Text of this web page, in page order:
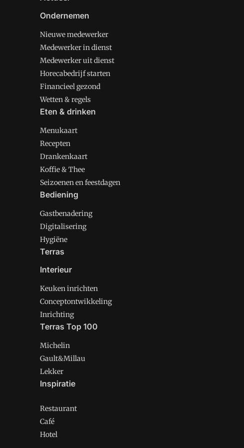
Ondernemen
Nieuwe medewerker
Medewerker in dienst
Medewerker uit dienst
Horecabedrijf starten
Financieel gezond
Wetten & regels
Eten & drinken
Menukaart
Recepten
Drankenkaart
Koffie & Thee
Seizoenen en feestdagen
Bediening
Gastbenadering
Digitalisering
Hygiëne
Terras
Interieur
Keuken inrichten
Conceptontwikkeling
Inrichting
Terras Top 100
Michelin
Gault&Millau
Lekker
Inspiratie
Restaurant
Café
Hotel